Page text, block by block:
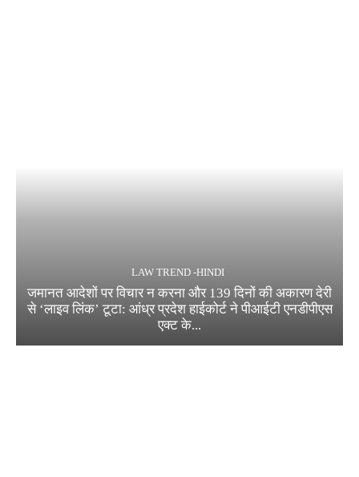
LAW TREND -HINDI
जमानत आदेशों पर विचार न करना और 139 दिनों की अकारण देरी
से ‘लाइव लिंक’ टूटा: आंध्र प्रदेश हाईकोर्ट ने पीआईटी एनडीपीएस
एक्ट के...